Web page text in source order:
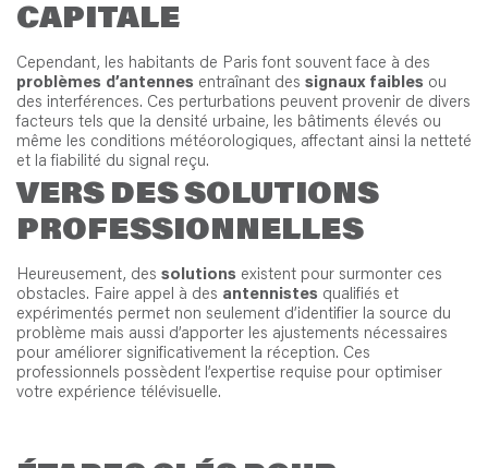
CAPITALE
Cependant, les habitants de Paris font souvent face à des
problèmes d’antennes entraînant des signaux faibles ou
des interférences. Ces perturbations peuvent provenir de divers
facteurs tels que la densité urbaine, les bâtiments élevés ou
même les conditions météorologiques, affectant ainsi la netteté
et la fiabilité du signal reçu.
VERS DES SOLUTIONS
PROFESSIONNELLES
Heureusement, des solutions existent pour surmonter ces
obstacles. Faire appel à des antennistes qualifiés et
expérimentés permet non seulement d’identifier la source du
problème mais aussi d’apporter les ajustements nécessaires
pour améliorer significativement la réception. Ces
professionnels possèdent l’expertise requise pour optimiser
votre expérience télévisuelle.